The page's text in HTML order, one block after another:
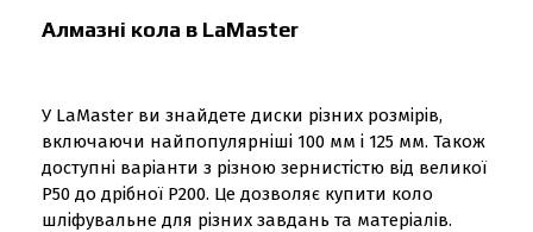
Алмазні кола в LaMaster
У LaMaster ви знайдете диски різних розмірів,
включаючи найпопулярніші 100 мм і 125 мм. Також
доступні варіанти з різною зернистістю від великої
Р50 до дрібної Р200. Це дозволяє купити коло
шліфувальне для різних завдань та матеріалів.